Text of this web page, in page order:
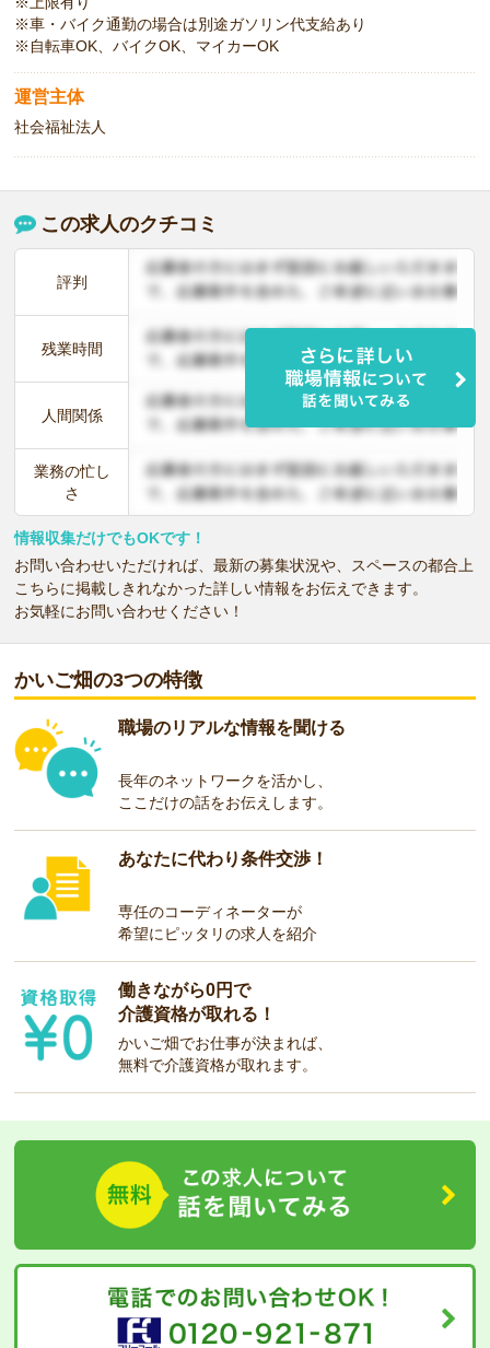
※車・バイク通勤の場合は別途ガソリン代支給あり
※自転車OK、バイクOK、マイカーOK
運営主体
社会福祉法人
この求人のクチコミ
評判
残業時間
人間関係
業務の忙し
さ
情報収集だけでもOKです！
お問い合わせいただければ、最新の募集状況や、スペースの都合上
こちらに掲載しきれなかった詳しい情報をお伝えできます。
お気軽にお問い合わせください！
かいご畑の3つの特徴
職場のリアルな情報を聞ける
長年のネットワークを活かし、
ここだけの話をお伝えします。
あなたに代わり条件交渉！
専任のコーディネーターが
希望にピッタリの求人を紹介
働きながら0円で
介護資格が取れる！
かいご畑でお仕事が決まれば、
無料で介護資格が取れます。